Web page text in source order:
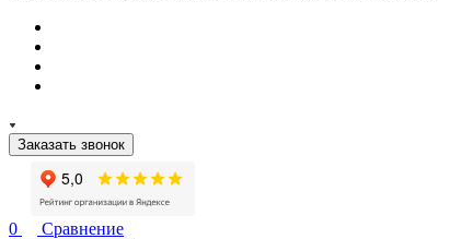
Заказать звонок
0 Сравнение